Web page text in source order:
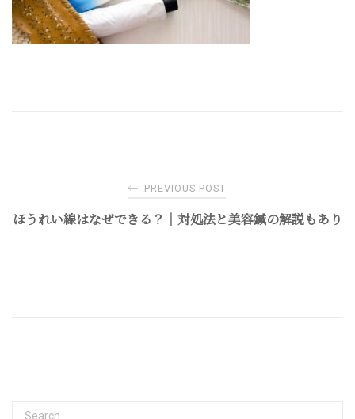
← PREVIOUS POST
ほうれい線はなぜできる？｜対処法と美容鍼の解説もあり